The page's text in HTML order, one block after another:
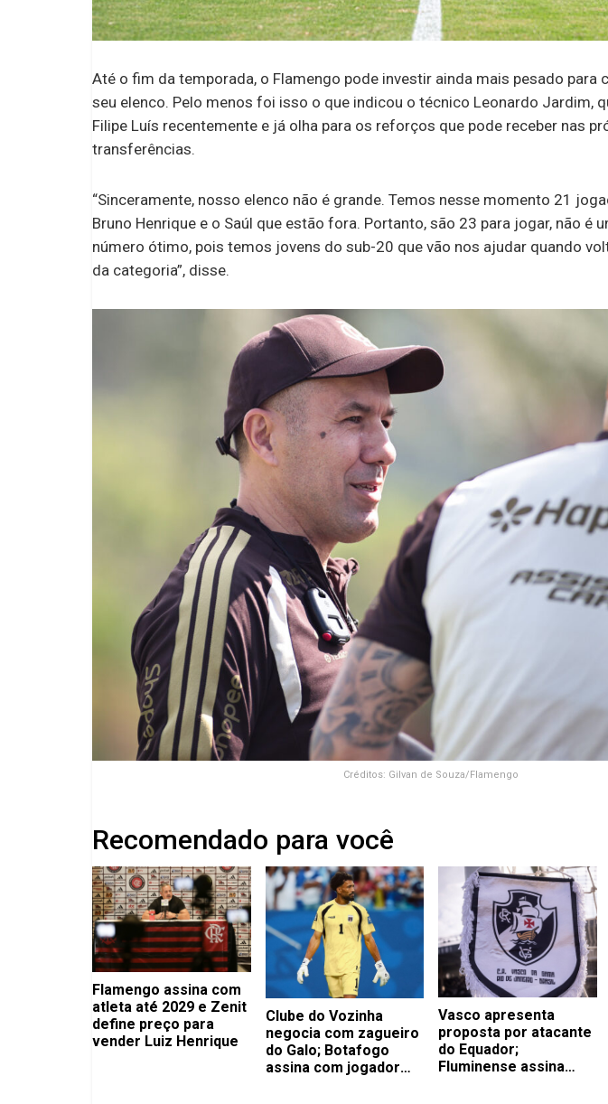
Até o fim da temporada, o Flamengo pode investir ainda mais pesado para
seu elenco. Pelo menos foi isso o que indicou o técnico Leonardo Jardim,
Filipe Luís recentemente e já olha para os reforços que pode receber nas
transferências.
“Sinceramente, nosso elenco não é grande. Temos nesse momento 21
Bruno Henrique e o Saúl que estão fora. Portanto, são 23 para jogar, não é
número ótimo, pois temos jovens do sub-20 que vão nos ajudar quando
da categoria”, disse.
Créditos: Gilvan de Souza/Flamengo
Recomendado para você
Flamengo assina com
atleta até 2029 e Zenit
define preço para
vender Luiz Henrique
Clube do Vozinha
negocia com zagueiro
do Galo; Botafogo
assina com jogador
Vasco apresenta
proposta por atacante
do Equador;
Fluminense assina